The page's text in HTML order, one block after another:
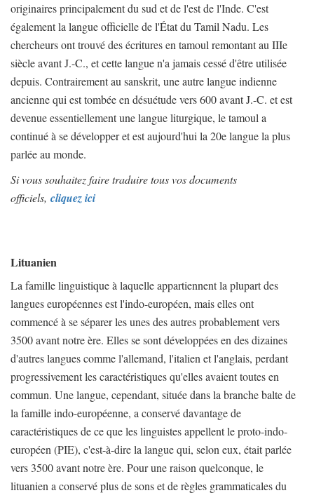
originaires principalement du sud et de l'est de l'Inde. C'est
également la langue officielle de l'État du Tamil Nadu. Les
chercheurs ont trouvé des écritures en tamoul remontant au IIIe
siècle avant J.-C., et cette langue n'a jamais cessé d'être utilisée
depuis. Contrairement au sanskrit, une autre langue indienne
ancienne qui est tombée en désuétude vers 600 avant J.-C. et est
devenue essentiellement une langue liturgique, le tamoul a
continué à se développer et est aujourd'hui la 20e langue la plus
parlée au monde.
Si vous souhaitez faire traduire tous vos documents
officiels, cliquez ici
Lituanien
La famille linguistique à laquelle appartiennent la plupart des
langues européennes est l'indo-européen, mais elles ont
commencé à se séparer les unes des autres probablement vers
3500 avant notre ère. Elles se sont développées en des dizaines
d'autres langues comme l'allemand, l'italien et l'anglais, perdant
progressivement les caractéristiques qu'elles avaient toutes en
commun. Une langue, cependant, située dans la branche balte de
la famille indo-européenne, a conservé davantage de
caractéristiques de ce que les linguistes appellent le proto-indo-
européen (PIE), c'est-à-dire la langue qui, selon eux, était parlée
vers 3500 avant notre ère. Pour une raison quelconque, le
lituanien a conservé plus de sons et de règles grammaticales du